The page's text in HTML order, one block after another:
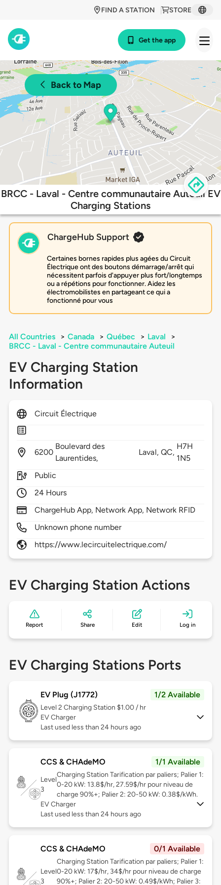
STORE
FIND A STATION
Get the app
Back to Map
BRCC - Laval - Centre communautaire Auteuil EV
Charging Stations
ChargeHub Support
Certaines bornes rapides plus agées du Circuit
Électrique ont des boutons démarrage/arrêt qui
nécessitent parfois d'appuyer plus fort/longtemps
ou a répétions pour fonctionner. Aidez les
électromobilistes en partageant ce qui a
fonctionné pour vous
All Countries > Canada > Québec > Laval
>
BRCC - Laval - Centre communautaire Auteuil
EV Charging Station
Information
Circuit Électrique
6200
Boulevard des
Laurentides,
Laval, QC,
H7H
1N5
Public
24 Hours
ChargeHub App, Network App, Network RFID
Unknown phone number
https://www.lecircuitelectrique.com/
EV Charging Station Actions
Report Share Edit Log in
EV Charging Stations Ports
EV Plug (J1772) 1/2 Available
Level 2 Charging Station $1.00 / hr
EV Charger
Last used less than 24 hours ago
CCS & CHAdeMO 1/1 Available
Level
3
Charging Station Tarification par paliers; Palier 1:
0-20 kW: 13.8$/hr, 27.59$/hr pour niveau de
charge 90%+; Palier 2: 20-50 kW: 0.38$/kWh.
EV Charger
Last used less than 24 hours ago
CCS & CHAdeMO 0/1 Available
Level
3
Charging Station Tarification par paliers; Palier 1:
0-20 kW: 17$/hr, 34$/hr pour niveau de charge
90%+; Palier 2: 20-50 kW: 0.49$/kWh; Palier 3: